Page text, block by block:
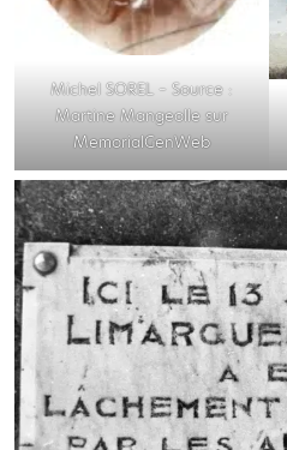
Michel SOREL – Source :
Martine Mangeolle sur
MemorialGenWeb